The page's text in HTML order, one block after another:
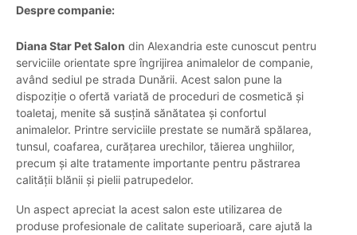
Despre companie:
Diana Star Pet Salon din Alexandria este cunoscut pentru
serviciile orientate spre îngrijirea animalelor de companie,
având sediul pe strada Dunării. Acest salon pune la
dispoziție o ofertă variată de proceduri de cosmetică și
toaletaj, menite să susțină sănătatea și confortul
animalelor. Printre serviciile prestate se numără spălarea,
tunsul, coafarea, curățarea urechilor, tăierea unghiilor,
precum și alte tratamente importante pentru păstrarea
calității blănii și pielii patrupedelor.
Un aspect apreciat la acest salon este utilizarea de
produse profesionale de calitate superioară, care ajută la